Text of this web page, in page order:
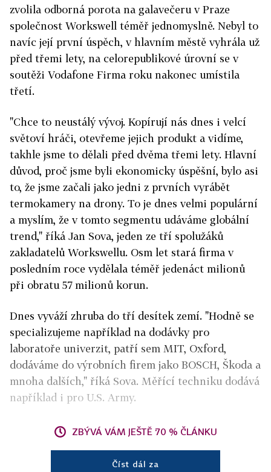
zvolila odborná porota na galavečeru v Praze
společnost Workswell téměř jednomyslně. Nebyl to
navíc její první úspěch, v hlavním městě vyhrála už
před třemi lety, na celorepublikové úrovní se v
soutěži Vodafone Firma roku nakonec umístila
třetí.
"Chce to neustálý vývoj. Kopírují nás dnes i velcí
světoví hráči, otevřeme jejich produkt a vidíme,
takhle jsme to dělali před dvěma třemi lety. Hlavní
důvod, proč jsme byli ekonomicky úspěšní, bylo asi
to, že jsme začali jako jedni z prvních vyrábět
termokamery na drony. To je dnes velmi populární
a myslím, že v tomto segmentu udáváme globální
trend," říká Jan Sova, jeden ze tří spolužáků
zakladatelů Workswellu. Osm let stará firma v
posledním roce vydělala téměř jedenáct milionů
při obratu 57 milionů korun.
Dnes vyváží zhruba do tří desítek zemí. "Hodně se
specializujeme například na dodávky pro
laboratoře univerzit, patří sem MIT, Oxford,
dodáváme do výrobních firem jako BOSCH, Škoda a
mnoha dalších," říká Sova. Měřící techniku dodává
například i pro U.S. Army.
ZBÝVÁ VÁM JEŠTĚ 70 % ČLÁNKU
Číst dál za